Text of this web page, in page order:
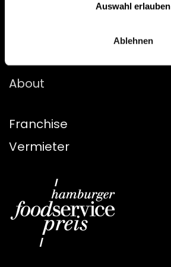
Auswahl erlauben
Ablehnen
Jobs
About
Franchise
Vermieter